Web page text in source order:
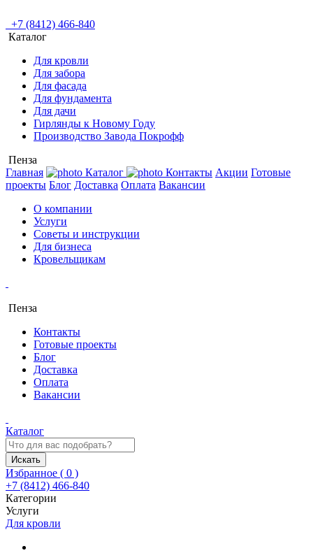
+7 (8412) 466-840
Каталог
Для кровли
Для забора
Для фасада
Для фундамента
Для дачи
Гирлянды к Новому Году
Производство Завода Покрофф
Пенза
Главная
Каталог Контакты Акции Готовые
проекты Блог Доставка Оплата Вакансии
О компании
Услуги
Советы и инструкции
Для бизнеса
Кровельщикам
Пенза
Контакты
Готовые проекты
Блог
Доставка
Оплата
Вакансии
Каталог
Искать
Избранное ( 0 )
+7 (8412) 466-840
Категории
Услуги
Для кровли